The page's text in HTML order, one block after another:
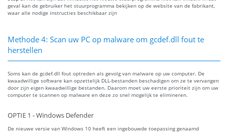
geval kan de gebruiker het stuurprogramma bekijken op de website van de fabrikant,
waar alle nodige instructies beschikbaar zijn
Methode 4: Scan uw PC op malware om gcdef.dll fout te
herstellen
Soms kan de gcdef.dll fout optreden als gevolg van malware op uw computer. De
kwaadwillige software kan opzettelijk DLL-bestanden beschadigen om ze te vervangen
door zijn eigen kwaadwillige bestanden. Daarom moet uw eerste prioriteit zijn om uw
computer te scannen op malware en deze zo snel mogelijk te elimineren.
OPTIE 1 - Windows Defender
De nieuwe versie van Windows 10 heeft een ingebouwde toepassing genaamd